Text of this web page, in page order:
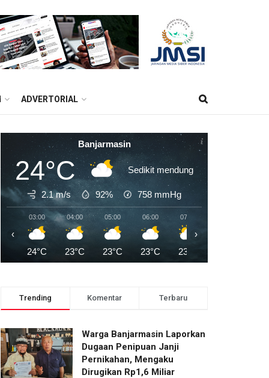
ADVERTORIAL
Banjarmasin
24°C Sedikit mendung
2.1 m/s 92% 758 mmHg
03:00
24°C
04:00
23°C
05:00
23°C
06:00
23°C
07:00
23°C
‹ ›
Trending Komentar Terbaru
Warga Banjarmasin Laporkan
Dugaan Penipuan Janji
Pernikahan, Mengaku
Dirugikan Rp1,6 Miliar